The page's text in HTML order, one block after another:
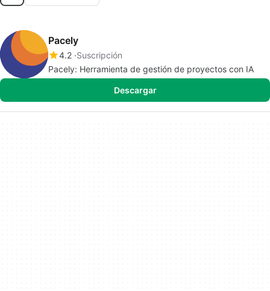
Pacely
4.2 Suscripción
Pacely: Herramienta de gestión de proyectos con IA
Descargar